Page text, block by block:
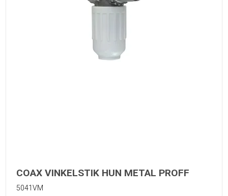
COAX VINKELSTIK HUN METAL PROFF
5041VM